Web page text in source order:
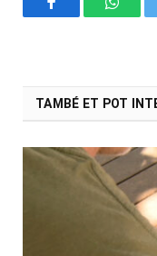
Facebook
TAMBÉ ET POT